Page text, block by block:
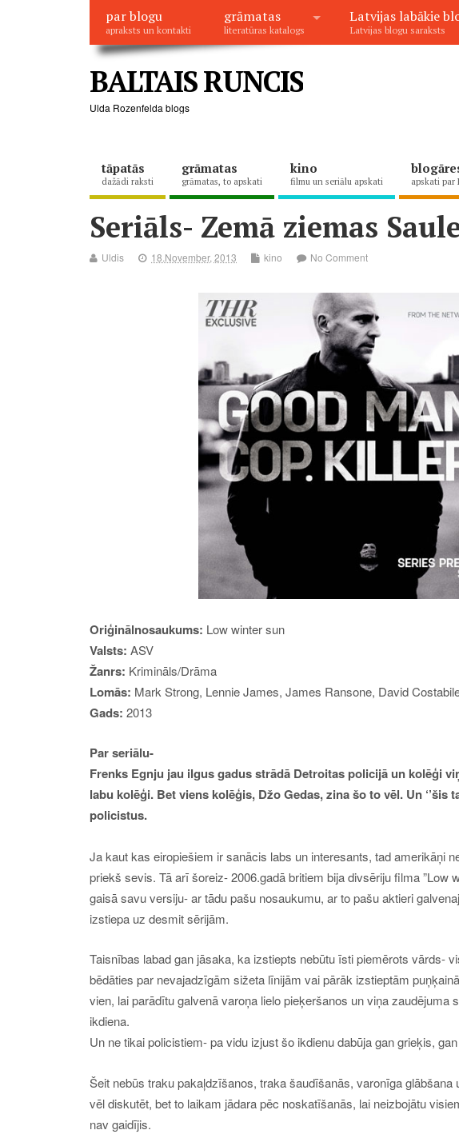
par blogu
apraksts un kontakti
grāmatas
literatūras katalogs
Latvijas labākie
Latvijas blogu saraksts
BALTAIS RUNCIS
Ulda Rozenfelda blogs
tāpatās
dažādi raksti
grāmatas
grāmatas, to apskati
kino
filmu un seriālu apskati apskati par
Seriāls- Zemā ziemas
Uldis 18.November, 2013 kino No Comment
Oriģinālnosaukums: Low winter sun
Valsts: ASV
Žanrs: Krimināls/Drāma
Lomās: Mark Strong, Lennie James, James Ransone, David
Gads: 2013
Par seriālu-
Frenks Egnju jau ilgus gadus strādā Detroitas policijā un kolēģi
labu kolēģi. Bet viens kolēģis, Džo Gedas, zina šo to vēl. Un ‘’šis
policistus.
Ja kaut kas eiropiešiem ir sanācis labs un interesants, tad amerikāņi
priekš sevis. Tā arī šoreiz- 2006.gadā britiem bija divsēriju filma ”Low
gaisā savu versiju- ar tādu pašu nosaukumu, ar to pašu aktieri
izstiepa uz desmit sērijām.
Taisnības labad gan jāsaka, ka izstiepts nebūtu īsti piemērots vārds-
bēdāties par nevajadzīgām sižeta līnijām vai pārāk izstieptām
vien, lai parādītu galvenā varoņa lielo pieķeršanos un viņa zaudējuma
ikdiena.
Un ne tikai policistiem- pa vidu izjust šo ikdienu dabūja gan grieķis,
Šeit nebūs traku pakaļdzīšanos, traka šaudīšanās, varonīga
vēl diskutēt, bet to laikam jādara pēc noskatīšanās, lai neizbojātu
nav gaidījis.